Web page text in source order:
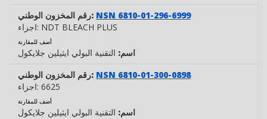
رقم المخزون الوطني: NSN 6810-01-296-6999
اجزاء: NDT BLEACH PLUS
أضف للمقارنة
اسم: التقنية البولي ايثيلين جلايكول
رقم المخزون الوطني: NSN 6810-01-300-0898
اجزاء: 6625
أضف للمقارنة
اسم: التقنية البولي ايثيلين جلايكول